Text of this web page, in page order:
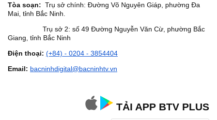
Tòa soạn: Trụ sở chính: Đường Võ Nguyên Giáp, phường Đa
Mai, tỉnh Bắc Ninh.
Trụ sở 2: số 49 Đường Nguyễn Văn Cừ, phường Bắc
Giang, tỉnh Bắc Ninh
Điện thoại: (+84) - 0204 - 3854404
Email: bacninhdigital@bacninhtv.vn
TẢI APP BTV PLUS